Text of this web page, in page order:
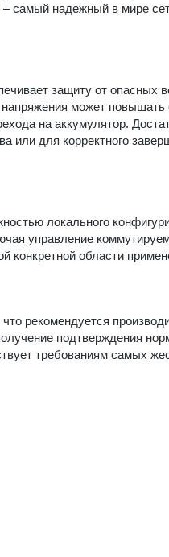
– самый надежный в мире
защиту от опасных
напряжения может
на аккумулятор.
или для корректного
локального
управление
конкретной области
рекомендуется
подтверждения
требованиям самых